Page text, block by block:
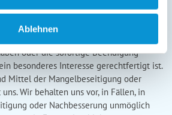
Ablehnen